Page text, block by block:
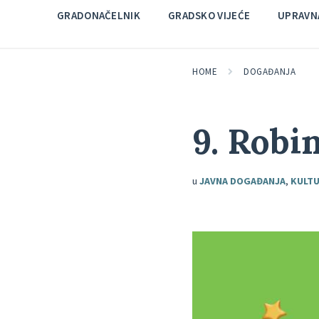
GRADONAČELNIK GRADSKO VIJEĆE
HOME DOGAĐANJA
9.
uJAVNA DOGAĐANJA,